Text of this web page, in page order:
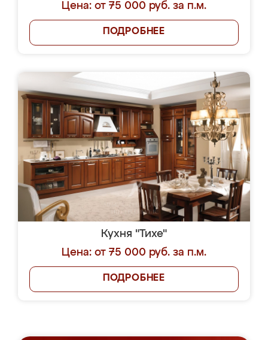
Цена: от 75 000 руб. за п.м.
ПОДРОБНЕЕ
Кухня "Тихе"
Цена: от 75 000 руб. за п.м.
ПОДРОБНЕЕ